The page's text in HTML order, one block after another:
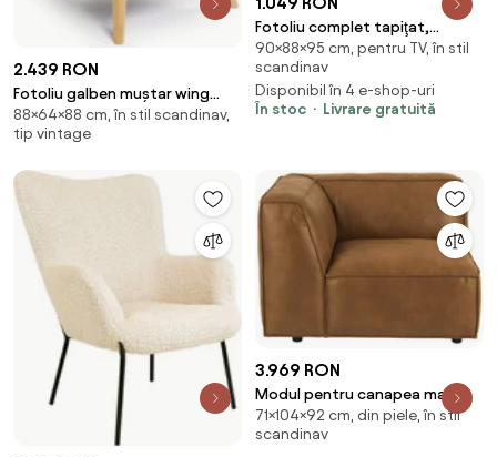
2.439 RON
Fotoliu galben muștar wing
Noemye – Bonami Selection
88×64×88 cm, în stil scandinav,
tip vintage
Fotoliu complet tapiţat,
material textil gri, AMEDIA
90×88×95 cm, pentru TV, în stil
scandinav
Disponibil în 4 e-shop-uri
În stoc
Livrare gratuită
3.969 RON
Modul pentru canapea maro
coniac (colț stânga) Fairfield
Kentucky – Bonami Selection
71×104×92 cm, din piele, în stil
scandinav